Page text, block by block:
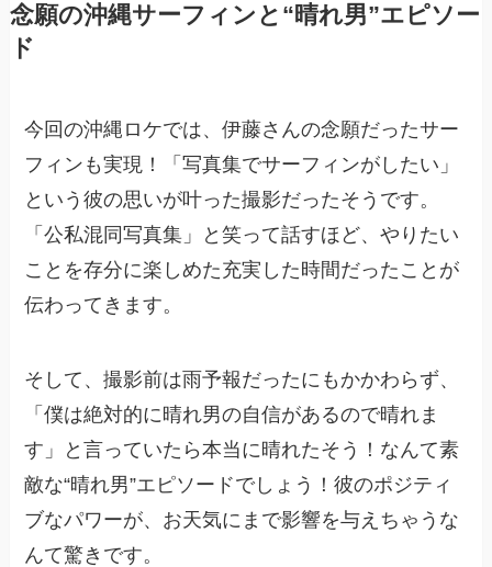
念願の沖縄サーフィンと“晴れ男”エピソー
ド
今回の沖縄ロケでは、伊藤さんの念願だったサー
フィンも実現！「写真集でサーフィンがしたい」
という彼の思いが叶った撮影だったそうです。
「公私混同写真集」と笑って話すほど、やりたい
ことを存分に楽しめた充実した時間だったことが
伝わってきます。
そして、撮影前は雨予報だったにもかかわらず、
「僕は絶対的に晴れ男の自信があるので晴れま
す」と言っていたら本当に晴れたそう！なんて素
敵な“晴れ男”エピソードでしょう！彼のポジティ
ブなパワーが、お天気にまで影響を与えちゃうな
んて驚きです。